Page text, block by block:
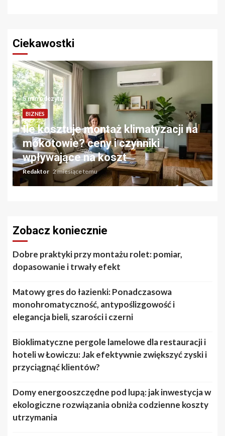
Ciekawostki
5 min odczytu
BIZNES
Ile kosztuje montaż klimatyzacji na
mokotowie? ceny i czynniki
wpływające na koszt
Redaktor 2 miesiące temu
Zobacz koniecznie
Dobre praktyki przy montażu rolet: pomiar,
dopasowanie i trwały efekt
Matowy gres do łazienki: Ponadczasowa
monohromatyczność, antypoślizgowość i
elegancja bieli, szarości i czerni
Bioklimatyczne pergole lamelowe dla restauracji i
hoteli w Łowiczu: Jak efektywnie zwiększyć zyski i
przyciągnąć klientów?
Domy energooszczędne pod lupą: jak inwestycja w
ekologiczne rozwiązania obniża codzienne koszty
utrzymania